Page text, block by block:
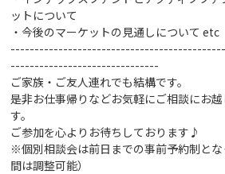
ットについて
・今後のマーケットの見通しについてetc
-------------------------------
ご家族・ご友人連れでも結構です。
是非お仕事帰りなどお気軽にご相談にお
す。
ご参加を心よりお待ちしております♪
※個別相談会は前日までの事前予約制と
間は調整可能）